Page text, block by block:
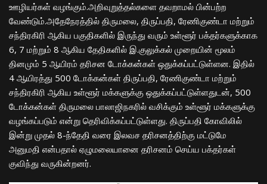
ஊழியர்கள் வழங்கும்.அறிவுறுத்தல்களை தவறாமல் பின்பற்ற
வேண்டும்.அதேநேரத்தில் திருமலை, திருப்பதி, ரேணிகுண்டா மற்றும்
சந்திரகிரி ஆகிய பகுதிகளில் இருந்து வரும் உள்ளூர் பக்தர்களுக்காக
6, 7 மற்றும் 8 ஆகிய தேதிகளில் இ.குலுக்கல் முறையின் மூலம்
தினமும் 5 ஆயிரம் தரிசன டோக்கன்கள் ஒதுக்கப்பட்டுள்ளன. இதில்
4 ஆயிரத்து 500 டோக்கன்கள் திருப்பதி, ரேணிகுண்டா மற்றும்
சந்திரகிரி ஆகிய உள்ளூர் மக்களுக்கு ஒதுக்கப்பட்டுள்ளதுடன், 500
டோக்கன்கள் திருமலை பாலாஜிநகரில் வசிக்கும் உள்ளூர் மக்களுக்கு
வழங்கப்படும் என்று தெரிவிக்கப்பட்டுள்ளது. திருப்பதி கோவிலில்
இன்று முதல் 8-ந்தேதி வரை இலவச தரிசனத்திற்கு மட்டுமே
அனுமதி என்பதால் ஏழுமலையானை தரிசனம் செய்ய பக்தர்கள்
குவிந்து வருகின்றனர்.